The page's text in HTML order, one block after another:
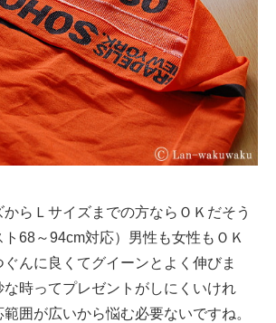
らＬサイズまでの方ならＯＫだそう
68～94cm対応）男性も女性もＯＫ
んに良くてグイーンとよく伸びま
時ってプレゼントがしにくいけれ
囲が広いから悩む必要ないですね。